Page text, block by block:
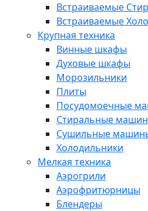
Встраиваемые
Встраиваемые
Крупная техника
Винные шкафы
Духовые шкафы
Морозильники
Плиты
Посудомоечные
Стиральные
Сушильные
Холодильники
Мелкая техника
Аэрогрили
Аэрофритюрницы
Блендеры